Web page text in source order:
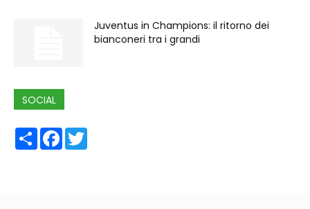
Juventus in Champions: il ritorno dei
bianconeri tra i grandi
SOCIAL
ShareFacebook